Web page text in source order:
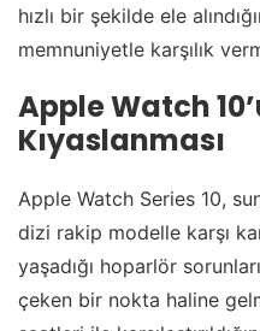
hızlı bir şekilde ele
memnuniyetle karşılık
Apple Watch
Kıyaslanması
Apple Watch Series 10,
dizi rakip modelle karşı
yaşadığı hoparlör
çeken bir nokta haline